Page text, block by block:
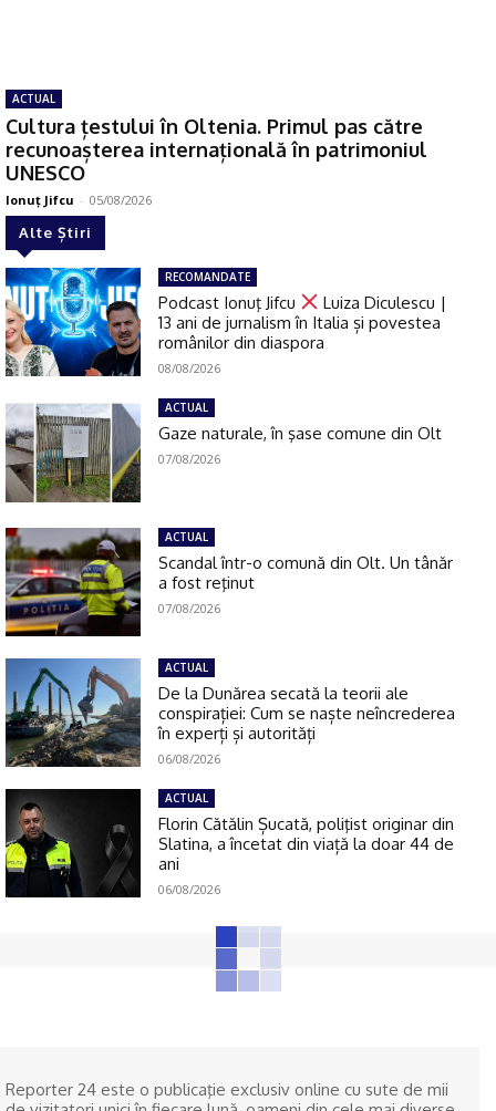
ACTUAL
Cultura țestului în Oltenia. Primul pas către
recunoașterea internațională în patrimoniul
UNESCO
Ionuţ Jifcu - 05/08/2026
Alte Știri
RECOMANDATE
Podcast Ionuţ Jifcu
Luiza Diculescu |
13 ani de jurnalism în Italia și povestea
românilor din diaspora
08/08/2026
ACTUAL
Gaze naturale, în şase comune din Olt
07/08/2026
ACTUAL
Scandal într-o comună din Olt. Un tânăr
a fost reţinut
07/08/2026
ACTUAL
De la Dunărea secată la teorii ale
conspirației: Cum se naște neîncrederea
în experți și autorități
06/08/2026
ACTUAL
Florin Cătălin Șucată, poliţist originar din
Slatina, a încetat din viață la doar 44 de
ani
06/08/2026
Reporter 24 este o publicaţie exclusiv online cu sute de mii